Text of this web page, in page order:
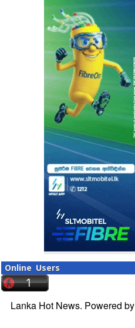
Online Users
Lanka Hot News. Powered by